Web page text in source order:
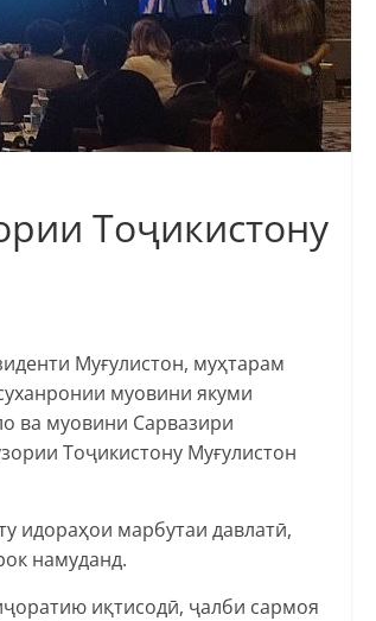
Тоҷикистону
Муғулистон, муҳтарам
муовини якуми
ва муовини Сарвазири
Тоҷикистону Муғулистон
идораҳои марбутаи давлатӣ,
намуданд.
иқтисодӣ, ҷалби сармоя